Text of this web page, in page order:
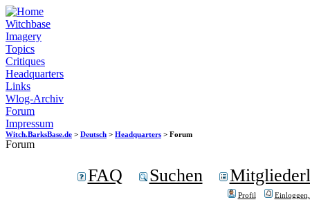
Witchbase
Imagery
Topics
Critiques
Headquarters
Links
Wlog-Archiv
Forum
Impressum
Witch.BarksBase.de > Deutsch > Headquarters > Forum
Forum
FAQ Suchen
Profil